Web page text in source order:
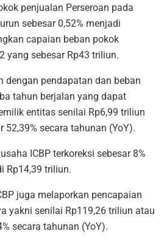
penjualan Perseroan pada
sebesar 0,52% menjadi
capaian beban pokok
yang sebesar Rp43 triliun.
dengan pendapatan dan beban
tahun berjalan yang dapat
entitas senilai Rp6,99 triliun
52,39% secara tahunan (YoY).
ICBP terkoreksi sebesar 8%
Rp14,39 triliun.
juga melaporkan pencapaian
yakni senilai Rp119,26 triliun atau
secara tahunan (YoY).